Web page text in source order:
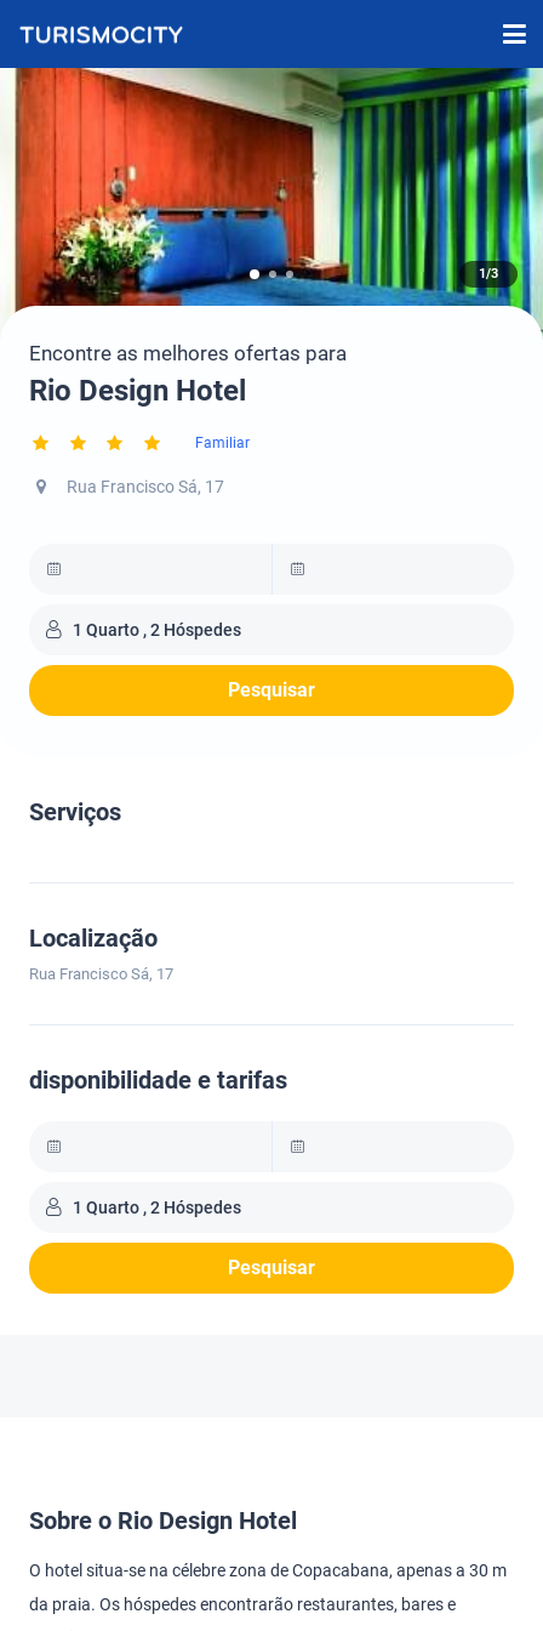
1/3
Encontre as melhores ofertas para
Rio Design Hotel
Familiar
Rua Francisco Sá, 17
1 Quarto , 2 Hóspedes
Pesquisar
Serviços
Localização
Rua Francisco Sá, 17
disponibilidade e tarifas
1 Quarto , 2 Hóspedes
Pesquisar
Sobre o Rio Design Hotel
O hotel situa-se na célebre zona de Copacabana, apenas a 30 m
da praia. Os hóspedes encontrarão restaurantes, bares e